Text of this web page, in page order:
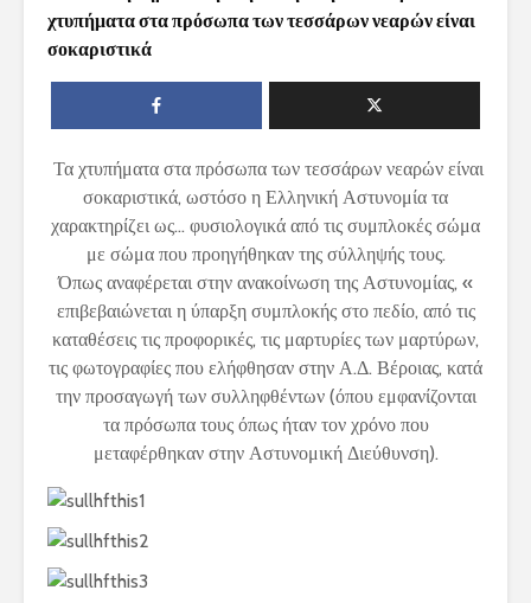
χτυπήματα στα πρόσωπα των τεσσάρων νεαρών είναι
σοκαριστικά
Τα χτυπήματα στα πρόσωπα των τεσσάρων νεαρών είναι
σοκαριστικά, ωστόσο η Ελληνική Αστυνομία τα
χαρακτηρίζει ως… φυσιολογικά από τις συμπλοκές σώμα
με σώμα που προηγήθηκαν της σύλληψής τους.
Όπως αναφέρεται στην ανακοίνωση της Αστυνομίας, «
επιβεβαιώνεται η ύπαρξη συμπλοκής στο πεδίο, από τις
καταθέσεις τις προφορικές, τις μαρτυρίες των μαρτύρων,
τις φωτογραφίες που ελήφθησαν στην Α.Δ. Βέροιας, κατά
την προσαγωγή των συλληφθέντων (όπου εμφανίζονται
τα πρόσωπα τους όπως ήταν τον χρόνο που
μεταφέρθηκαν στην Αστυνομική Διεύθυνση).